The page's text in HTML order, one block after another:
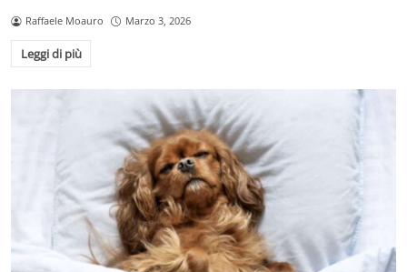
Raffaele Moauro Marzo 3, 2026
Leggi di più